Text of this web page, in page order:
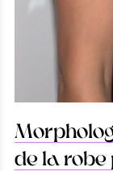
de la